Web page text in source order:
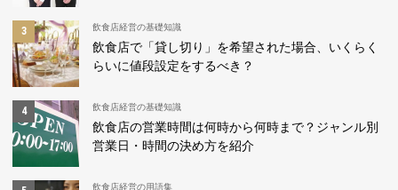
飲食店経営の基礎知識
飲食店で「貸し切り」を希望された場合、いくらく
らいに値段設定をするべき？
飲食店経営の基礎知識
飲食店の営業時間は何時から何時まで？ジャンル別
営業日・時間の決め方を紹介
飲食店経営の用語集